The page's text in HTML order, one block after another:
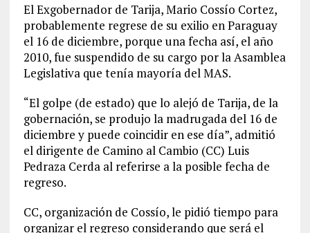
El Exgobernador de Tarija, Mario Cossío Cortez,
probablemente regrese de su exilio en Paraguay
el 16 de diciembre, porque una fecha así, el año
2010, fue suspendido de su cargo por la Asamblea
Legislativa que tenía mayoría del MAS.
“El golpe (de estado) que lo alejó de Tarija, de la
gobernación, se produjo la madrugada del 16 de
diciembre y puede coincidir en ese día”, admitió
el dirigente de Camino al Cambio (CC) Luis
Pedraza Cerda al referirse a la posible fecha de
regreso.
CC, organización de Cossío, le pidió tiempo para
organizar el regreso considerando que será el